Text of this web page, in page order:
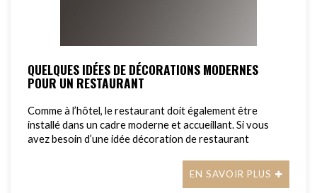
QUELQUES IDÉES DE DÉCORATIONS MODERNES
POUR UN RESTAURANT
Comme à l’hôtel, le restaurant doit également être
installé dans un cadre moderne et accueillant. Si vous
avez besoin d’une idée décoration de restaurant
EN SAVOIR PLUS